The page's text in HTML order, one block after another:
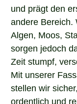
und prägt den
andere Bereich.
Algen, Moos,
sorgen jedoch
Zeit stumpf,
Mit unserer
stellen wir
ordentlich und